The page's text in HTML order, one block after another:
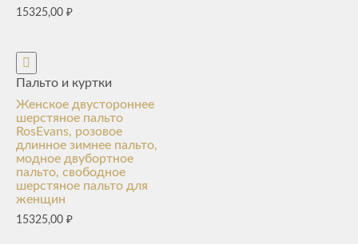
15325,00 ₽
Пальто и куртки
Женское двустороннее
шерстяное пальто
RosEvans, розовое
длинное зимнее пальто,
модное двубортное
пальто, свободное
шерстяное пальто для
женщин
15325,00 ₽